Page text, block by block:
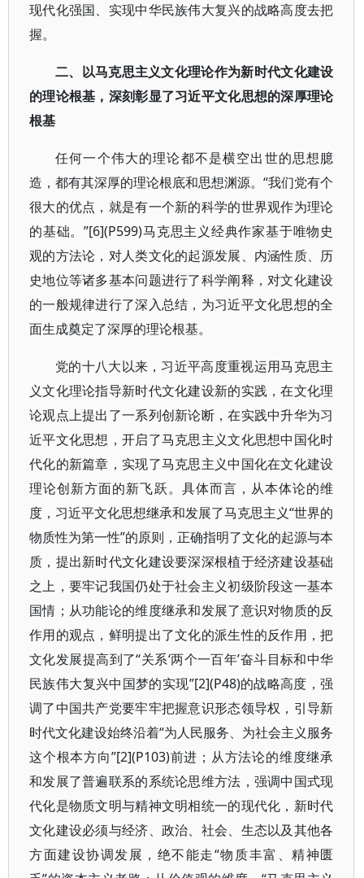
现代化强国、实现中华民族伟大复兴的战略高度去把
握。
二、以马克思主义文化理论作为新时代文化建设
的理论根基，深刻彰显了习近平文化思想的深厚理论
根基
任何一个伟大的理论都不是横空出世的思想臆
造，都有其深厚的理论根底和思想渊源。“我们党有个
很大的优点，就是有一个新的科学的世界观作为理论
的基础。”[6](P599)马克思主义经典作家基于唯物史
观的方法论，对人类文化的起源发展、内涵性质、历
史地位等诸多基本问题进行了科学阐释，对文化建设
的一般规律进行了深入总结，为习近平文化思想的全
面生成奠定了深厚的理论根基。
党的十八大以来，习近平高度重视运用马克思主
义文化理论指导新时代文化建设新的实践，在文化理
论观点上提出了一系列创新论断，在实践中升华为习
近平文化思想，开启了马克思主义文化思想中国化时
代化的新篇章，实现了马克思主义中国化在文化建设
理论创新方面的新飞跃。具体而言，从本体论的维
度，习近平文化思想继承和发展了马克思主义“世界的
物质性为第一性”的原则，正确指明了文化的起源与本
质，提出新时代文化建设要深深根植于经济建设基础
之上，要牢记我国仍处于社会主义初级阶段这一基本
国情；从功能论的维度继承和发展了意识对物质的反
作用的观点，鲜明提出了文化的派生性的反作用，把
文化发展提高到了“关系‘两个一百年’奋斗目标和中华
民族伟大复兴中国梦的实现”[2](P48)的战略高度，强
调了中国共产党要牢牢把握意识形态领导权，引导新
时代文化建设始终沿着“为人民服务、为社会主义服务
这个根本方向”[2](P103)前进；从方法论的维度继承
和发展了普遍联系的系统论思维方法，强调中国式现
代化是物质文明与精神文明相统一的现代化，新时代
文化建设必须与经济、政治、社会、生态以及其他各
方面建设协调发展，绝不能走“物质丰富、精神匮